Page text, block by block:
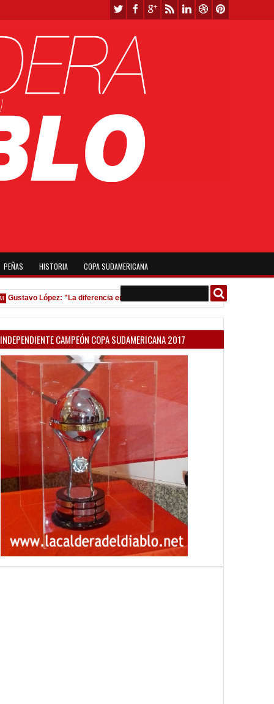
PEÑAS HISTORIA COPA SUDAMERICANA
López: "La diferencia entre Vélez e Independiente está en las Inferiores"
INDEPENDIENTE CAMPEÓN COPA SUDAMERICANA 2017